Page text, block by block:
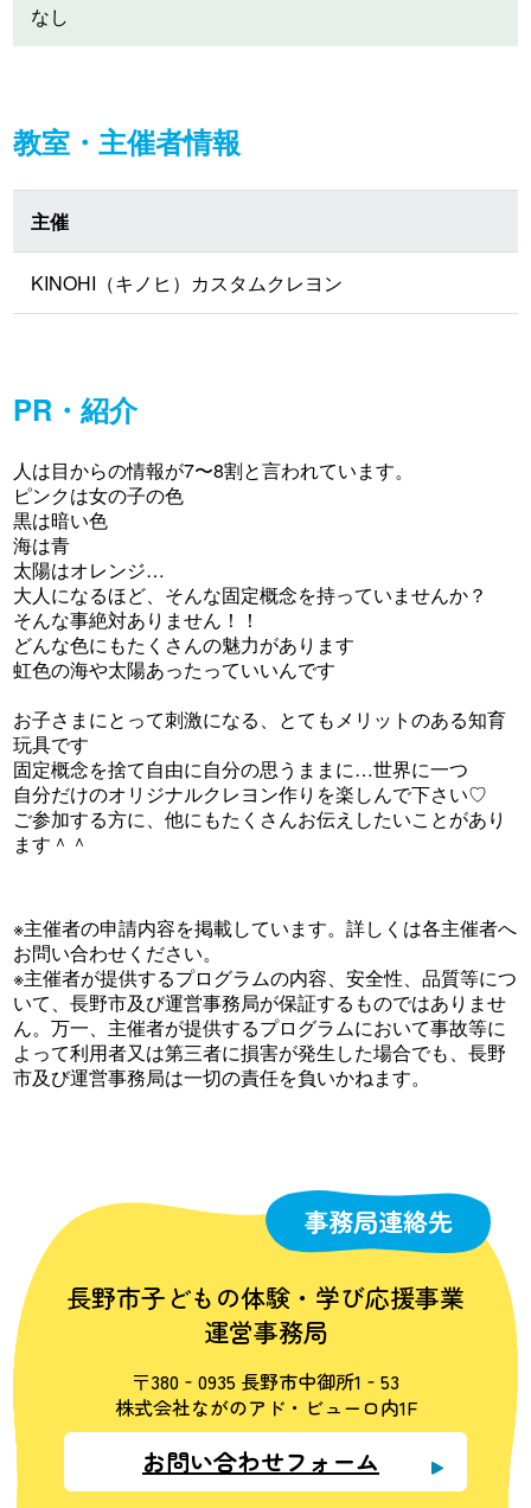
なし
教室・主催者情報
主催
KINOHI（キノヒ）カスタムクレヨン
PR・紹介
人は目からの情報が7〜8割と言われています。
ピンクは女の子の色
黒は暗い色
海は青
太陽はオレンジ…
大人になるほど、そんな固定概念を持っていませんか？
そんな事絶対ありません！！
どんな色にもたくさんの魅力があります
虹色の海や太陽あったっていいんです
お子さまにとって刺激になる、とてもメリットのある知育
玩具です
固定概念を捨て自由に自分の思うままに…世界に一つ
自分だけのオリジナルクレヨン作りを楽しんで下さい♡
ご参加する方に、他にもたくさんお伝えしたいことがあり
ます＾＾
※主催者の申請内容を掲載しています。詳しくは各主催者へ
お問い合わせください。
※主催者が提供するプログラムの内容、安全性、品質等につ
いて、長野市及び運営事務局が保証するものではありませ
ん。万一、主催者が提供するプログラムにおいて事故等に
よって利用者又は第三者に損害が発生した場合でも、長野
市及び運営事務局は一切の責任を負いかねます。
事務局連絡先
長野市子どもの体験・学び応援事業
運営事務局
〒380‐0935 長野市中御所1‐53
株式会社ながのアド・ビューロ内1F
お問い合わせフォーム